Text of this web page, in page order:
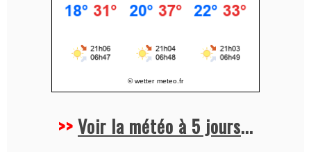
© wetter meteo.fr
>>Voir la météo à 5 jours...